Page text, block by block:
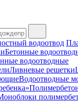
водоотвод
Бетонные
водоотводные
Ливневые решетки
Водоотводные